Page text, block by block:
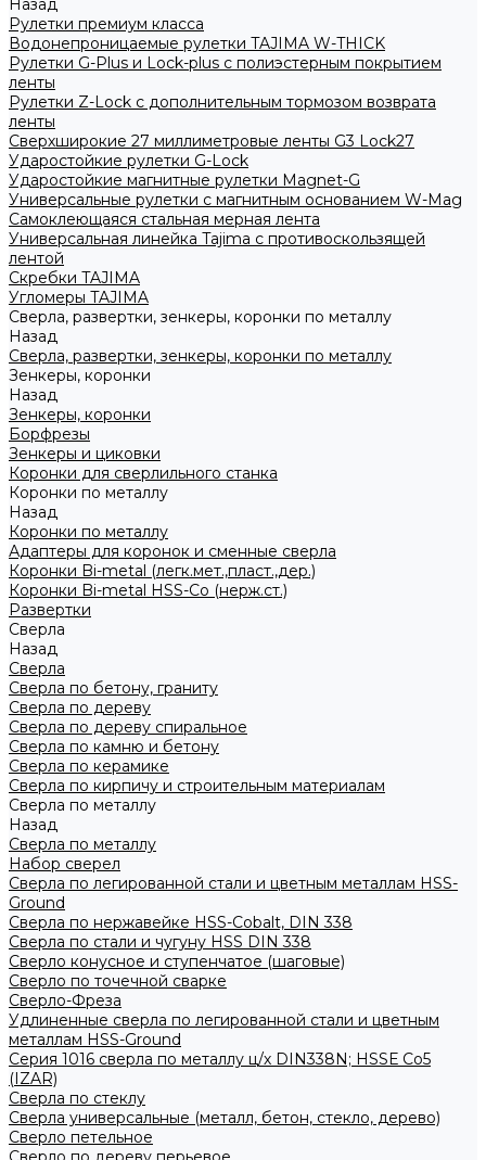
Назад
Рулетки премиум класса
Водонепроницаемые рулетки TAJIMA W-THICK
Рулетки G-Plus и Lock-plus с полиэстерным покрытием
ленты
Рулетки Z-Lock с дополнительным тормозом возврата
ленты
Сверхширокие 27 миллиметровые ленты G3 Lock27
Ударостойкие рулетки G-Lock
Ударостойкие магнитные рулетки Magnet-G
Универсальные рулетки с магнитным основанием W-Mag
Самоклеющаяся стальная мерная лента
Универсальная линейка Tajima с противоскользящей
лентой
Скребки TAJIMA
Угломеры TAJIMA
Сверла, развертки, зенкеры, коронки по металлу
Назад
Сверла, развертки, зенкеры, коронки по металлу
Зенкеры, коронки
Назад
Зенкеры, коронки
Борфрезы
Зенкеры и циковки
Коронки для сверлильного станка
Коронки по металлу
Назад
Коронки по металлу
Адаптеры для коронок и сменные сверла
Коронки Bi-metal (легк.мет.,пласт.,дер.)
Коронки Bi-metal HSS-Co (нерж.ст.)
Развертки
Сверла
Назад
Сверла
Сверла по бетону, граниту
Сверла по дереву
Сверла по дереву спиральное
Сверла по камню и бетону
Сверла по керамике
Сверла по кирпичу и строительным материалам
Сверла по металлу
Назад
Сверла по металлу
Набор сверел
Сверла по легированной стали и цветным металлам HSS-
Ground
Сверла по нержавейке HSS-Cobalt, DIN 338
Сверла по стали и чугуну HSS DIN 338
Сверло конусное и ступенчатое (шаговые)
Сверло по точечной сварке
Сверло-Фреза
Удлиненные сверла по легированной стали и цветным
металлам HSS-Ground
Серия 1016 сверла по металлу ц/х DIN338N; HSSЕ Со5
(IZAR)
Сверла по стеклу
Сверла универсальные (металл, бетон, стекло, дерево)
Сверло петельное